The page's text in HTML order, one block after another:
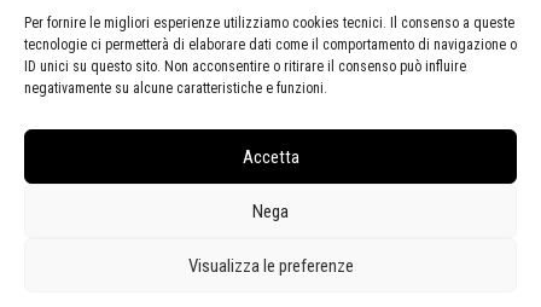
Per fornire le migliori esperienze utilizziamo cookies tecnici. Il consenso a queste
tecnologie ci permetterà di elaborare dati come il comportamento di navigazione o
ID unici su questo sito. Non acconsentire o ritirare il consenso può influire
negativamente su alcune caratteristiche e funzioni.
Accetta
Nega
Visualizza le preferenze
Tel:
+39 0584 944580
(orario 09.00/13.00)
Email:gamc@comune.viareggio.lu.it
Segnalazione di inaccessibilità